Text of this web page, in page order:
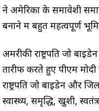
ने अमेरिका के समावेशी
बनाने में बहुत महत्वपूर्ण
अमरीकी राष्ट्रपति जो
तारीफ करते हुए पीएम
राष्ट्रपति जो बाइडेन और
स्वास्थ्य, समृद्धि, खुशी,